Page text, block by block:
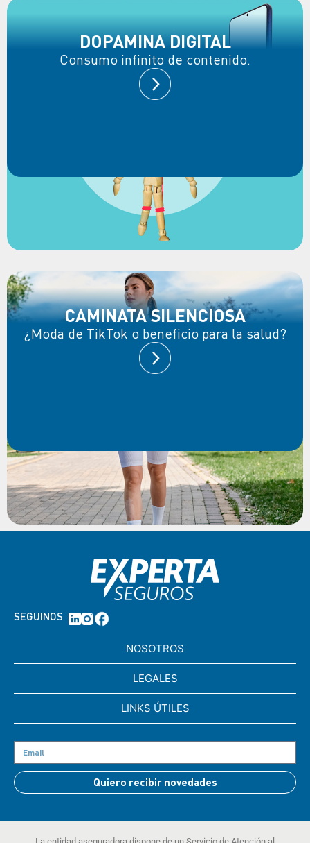
DOPAMINA DIGITAL
Consumo infinito de contenido.
CAMINATA SILENCIOSA
¿Moda de TikTok o beneficio para la salud?
SEGUINOS
NOSOTROS
LEGALES
LINKS ÚTILES
Quiero recibir novedades